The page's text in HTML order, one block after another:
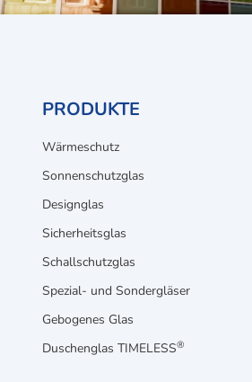
PRODUKTE
Wärmeschutz
Sonnenschutzglas
Designglas
Sicherheitsglas
Schallschutzglas
Spezial- und Sondergläser
Gebogenes Glas
Duschenglas TIMELESS®